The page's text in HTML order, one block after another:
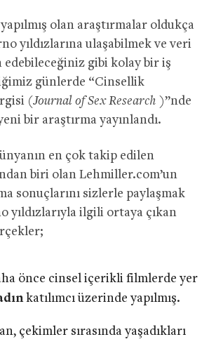
olan araştırmalar oldukça
yıldızlarına ulaşabilmek ve veri
gibi kolay bir iş
günlerde “Cinsellik
(Journal of Sex Research )”nde
bir araştırma yayınlandı.
en çok takip edilen
biri olan Lehmiller.com’un
sonuçlarını sizlerle paylaşmak
yıldızlarıyla ilgili ortaya çıkan
önce cinsel içerikli filmlerde yer
katılımcı üzerinde yapılmış.
çekimler sırasında yaşadıkları